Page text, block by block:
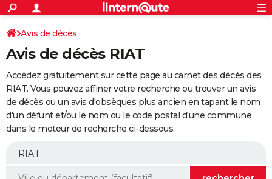
ACTUALITÉS
Politique
Société
Faits Divers
Education
Monde
Villes
+
SPORT
Coupe du monde 2026
Football
Tennis
Cyclisme
Rugby
Forum
Programme TV
TNT
Streaming
Cinéma
Sorties cinéma
Musique
+
FINANCE
Retraite
Impôts
Epargne
Immobilier
Risques naturels par ville
Banque
Assurance
Crédit
AUTO
Essais
Réserver un essai
Citadines
Berlines
SUV
Forum auto
+
Mobiles
Meilleur smartphone
Internet
Ordinateurs
Jeux vidéo
Guide high-tech
Avis de décès
Avis de décès RIAT
Accédez gratuitement sur cette page au carnet des décès des
RIAT. Vous pouvez affiner votre recherche ou trouver un avis
de décès ou un avis d'obsèques plus ancien en tapant le nom
d'un défunt et/ou le nom ou le code postal d'une commune
dans le moteur de recherche ci-dessous.